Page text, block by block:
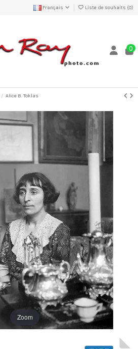
Français Liste de souhaits (0)
0
Alice B. Toklas
Zoom